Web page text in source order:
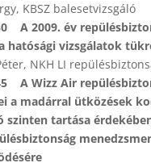
KBSZ balesetvizsgáló
A 2009. év
hatósági vizsgálatok
NKH LI
A Wizz Air
a madárral ütközések
szinten tartása